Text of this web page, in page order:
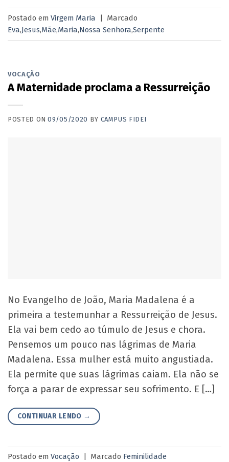
Postado em Virgem Maria |
Marcado
Eva,Jesus,Mãe,Maria,Nossa Senhora,Serpente
VOCAÇÃO
A Maternidade proclama a Ressurreição
POSTED ON09/05/2020 BY CAMPUS FIDEI
No Evangelho de João, Maria Madalena é a
primeira a testemunhar a Ressurreição de Jesus.
Ela vai bem cedo ao túmulo de Jesus e chora.
Pensemos um pouco nas lágrimas de Maria
Madalena. Essa mulher está muito angustiada.
Ela permite que suas lágrimas caiam. Ela não se
força a parar de expressar seu sofrimento. E […]
CONTINUAR LENDO →
Postado em Vocação | Marcado Feminilidade